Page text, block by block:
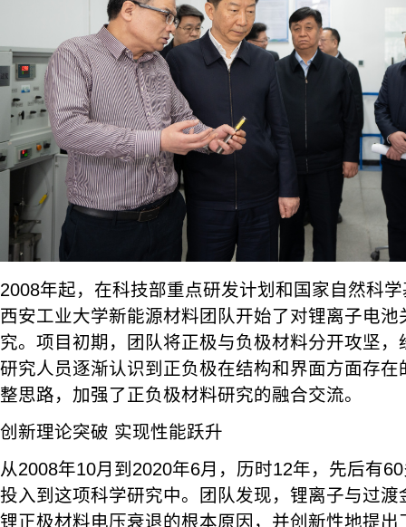
2008年起，在科技部重点研发计划和国家自然科
西安工业大学新能源材料团队开始了对锂离子电
究。项目初期，团队将正极与负极材料分开攻坚
研究人员逐渐认识到正负极在结构和界面方面存
整思路，加强了正负极材料研究的融合交流。
创新理论突破 实现性能跃升
从2008年10月到2020年6月，历时12年，先后有
投入到这项科学研究中。团队发现，锂离子与过
锂正极材料电压衰退的根本原因，并创新性地提出